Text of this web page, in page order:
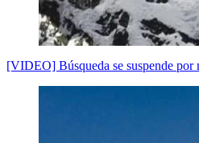
[VIDEO] Búsqueda se suspende por